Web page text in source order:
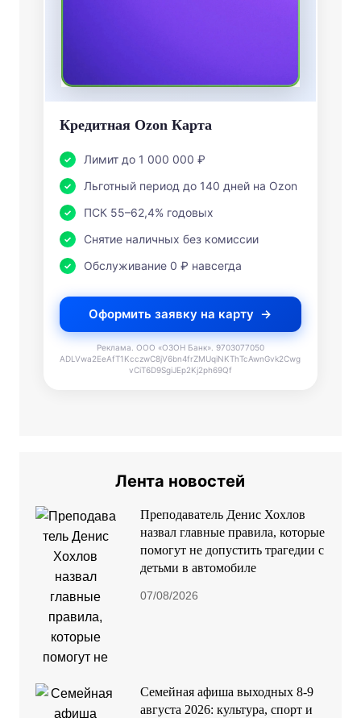
Кредитная Ozon Карта
Лимит до 1 000 000 ₽
Льготный период до 140 дней на Ozon
ПСК 55–62,4% годовых
Снятие наличных без комиссии
Обслуживание 0 ₽ навсегда
Оформить заявку на карту
Реклама. ООО «ОЗОН Банк». 9703077050
ADLVwa2EeAfT1KcczwC8jV6bn4frZMUqiNKThTcAwnGvk2Cwg
vCiT6D9SgiJEp2Kj2ph69Qf
Лента новостей
Преподаватель Денис Хохлов
назвал главные правила, которые
помогут не допустить трагедии с
детьми в автомобиле
07/08/2026
Семейная афиша выходных 8-9
августа 2026: культура, спорт и